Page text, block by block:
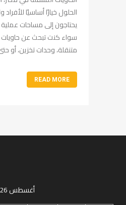
الحلول خيارًا أساسيًا
يحتاجون إلى مساحات
سواء كنت تبحث عن
متنقلة، وحدات تخزين، أو
READ MORE
أغسطس 2026